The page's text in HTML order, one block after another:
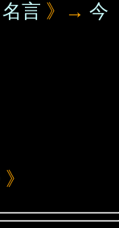
言 》→ 今
》